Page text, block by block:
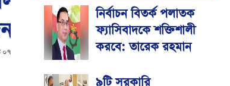
নির্বাচন বিতর্ক পলাতক
ফ্যাসিবাদকে শক্তিশালী
করবে: তারেক রহমান
৯টি সরকারি